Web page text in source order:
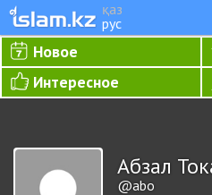
қаз
рус
Новое
Интересное
Абзал
@abo